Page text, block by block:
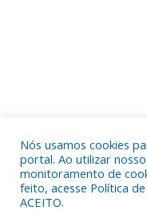
Nós usamos cookies
portal. Ao utilizar
monitoramento de
feito, acesse Política
ACEITO.